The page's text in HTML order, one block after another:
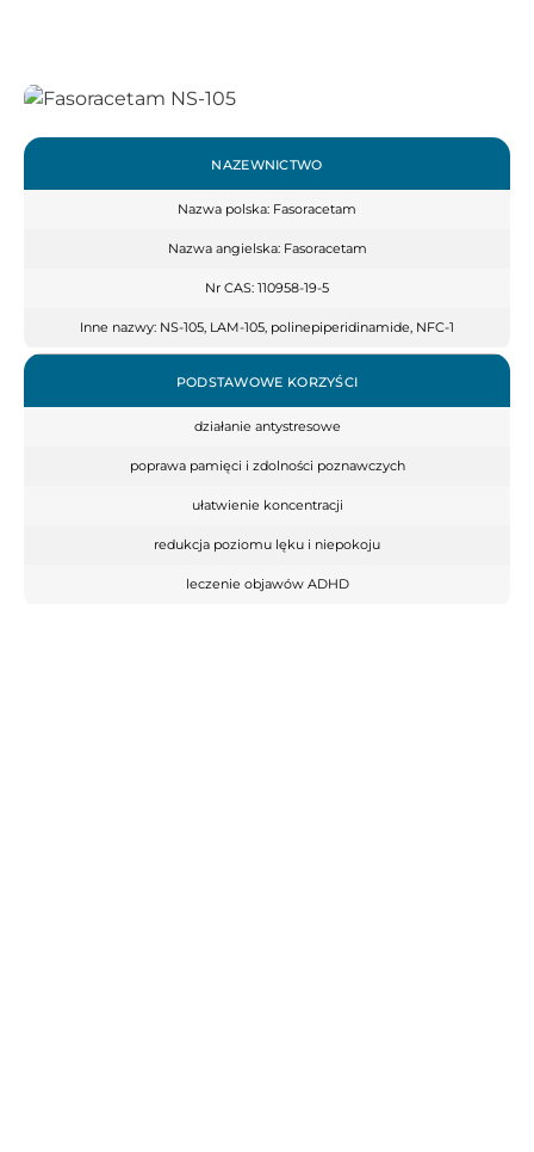
NAZEWNICTWO
Nazwa polska: Fasoracetam
Nazwa angielska: Fasoracetam
Nr CAS: 110958-19-5
Inne nazwy: NS-105, LAM-105, polinepiperidinamide, NFC-1
PODSTAWOWE KORZYŚCI
działanie antystresowe
poprawa pamięci i zdolności poznawczych
ułatwienie koncentracji
redukcja poziomu lęku i niepokoju
leczenie objawów ADHD